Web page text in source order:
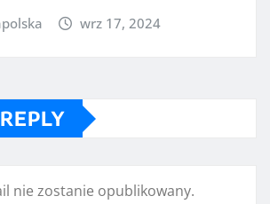
wrz 17, 2024
nie zostanie opublikowany.